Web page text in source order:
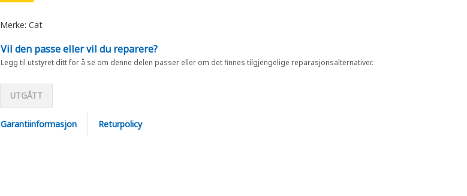
Merke: Cat
Vil den passe eller vil du reparere?
Legg til utstyret ditt for å se om denne delen passer eller om det finnes tilgjengelige reparasjonsalternativer.
UTGÅTT
Garantiinformasjon Returpolicy